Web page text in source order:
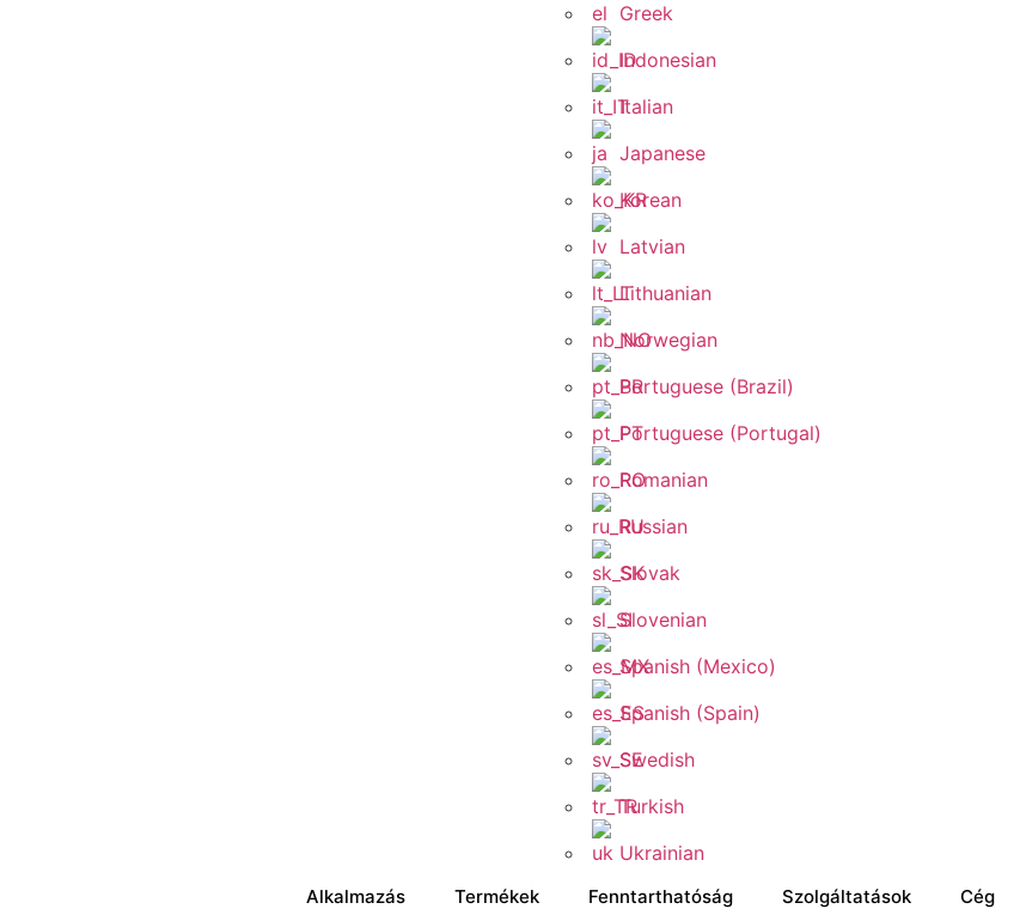
Greek
Indonesian
Italian
Japanese
Korean
Latvian
Lithuanian
Norwegian
Portuguese (Brazil)
Portuguese (Portugal)
Romanian
Russian
Slovak
Slovenian
Spanish (Mexico)
Spanish (Spain)
Swedish
Turkish
Ukrainian
Alkalmazás Termékek Fenntarthatóság Szolgáltatások Cég